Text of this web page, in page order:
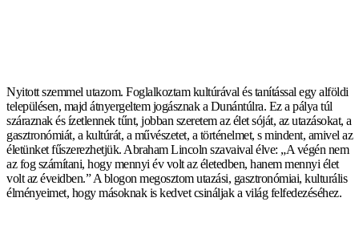
Nyitott szemmel utazom. Foglalkoztam kultúrával és tanítással egy alföldi
településen, majd átnyergeltem jogásznak a Dunántúlra. Ez a pálya túl
száraznak és ízetlennek tűnt, jobban szeretem az élet sóját, az utazásokat, a
gasztronómiát, a kultúrát, a művészetet, a történelmet, s mindent, amivel az
életünket fűszerezhetjük. Abraham Lincoln szavaival élve: „A végén nem
az fog számítani, hogy mennyi év volt az életedben, hanem mennyi élet
volt az éveidben.” A blogon megosztom utazási, gasztronómiai, kulturális
élményeimet, hogy másoknak is kedvet csináljak a világ felfedezéséhez.